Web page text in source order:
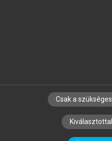
SZERZŐKNEK
SZERKESZTÉSI ÉS
Csak a